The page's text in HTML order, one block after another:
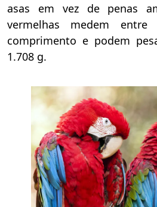
asas em vez de penas
vermelhas medem
comprimento e podem
1.708 g.